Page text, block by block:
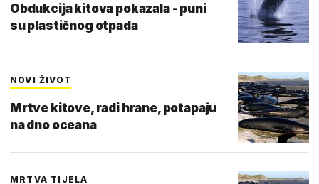
Obdukcija kitova pokazala - puni
su plastičnog otpada
NOVI ŽIVOT
Mrtve kitove, radi hrane, potapaju
na dno oceana
MRTVA TIJELA